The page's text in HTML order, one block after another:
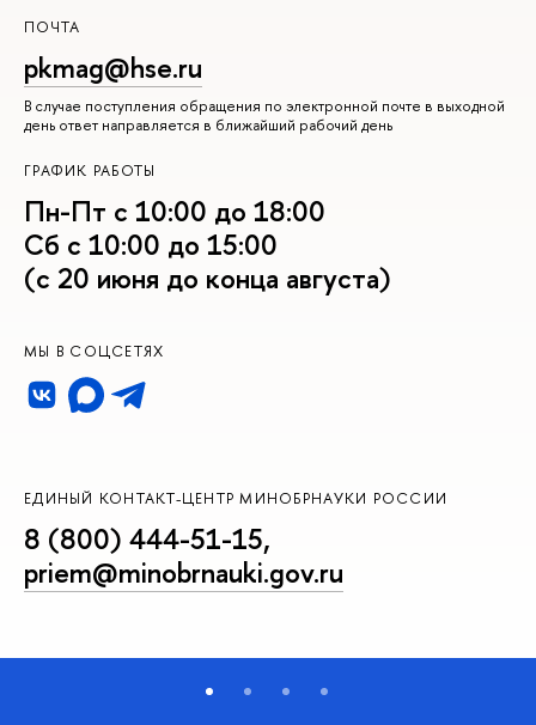
ПОЧТА
pkmag@hse.ru
В случае поступления обращения по электронной почте в выходной
день ответ направляется в ближайший рабочий день
ГРАФИК РАБОТЫ
Пн-Пт с 10:00 до 18:00
Сб с 10:00 до 15:00
(с 20 июня до конца августа)
МЫ В СОЦСЕТЯХ
ЕДИНЫЙ КОНТАКТ-ЦЕНТР МИНОБРНАУКИ РОССИИ
8 (800) 444-51-15,
priem@minobrnauki.gov.ru